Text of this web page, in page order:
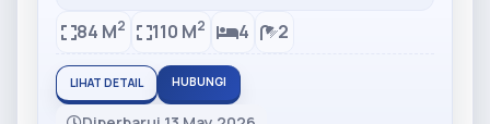
84 M2 110 M2 4 2
LIHAT DETAIL HUBUNGI